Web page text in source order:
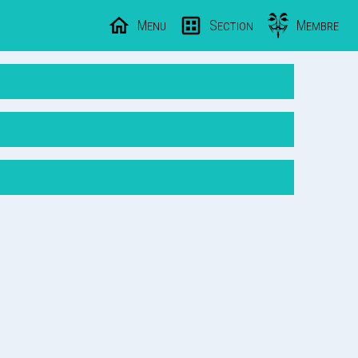
Menu Section Membre